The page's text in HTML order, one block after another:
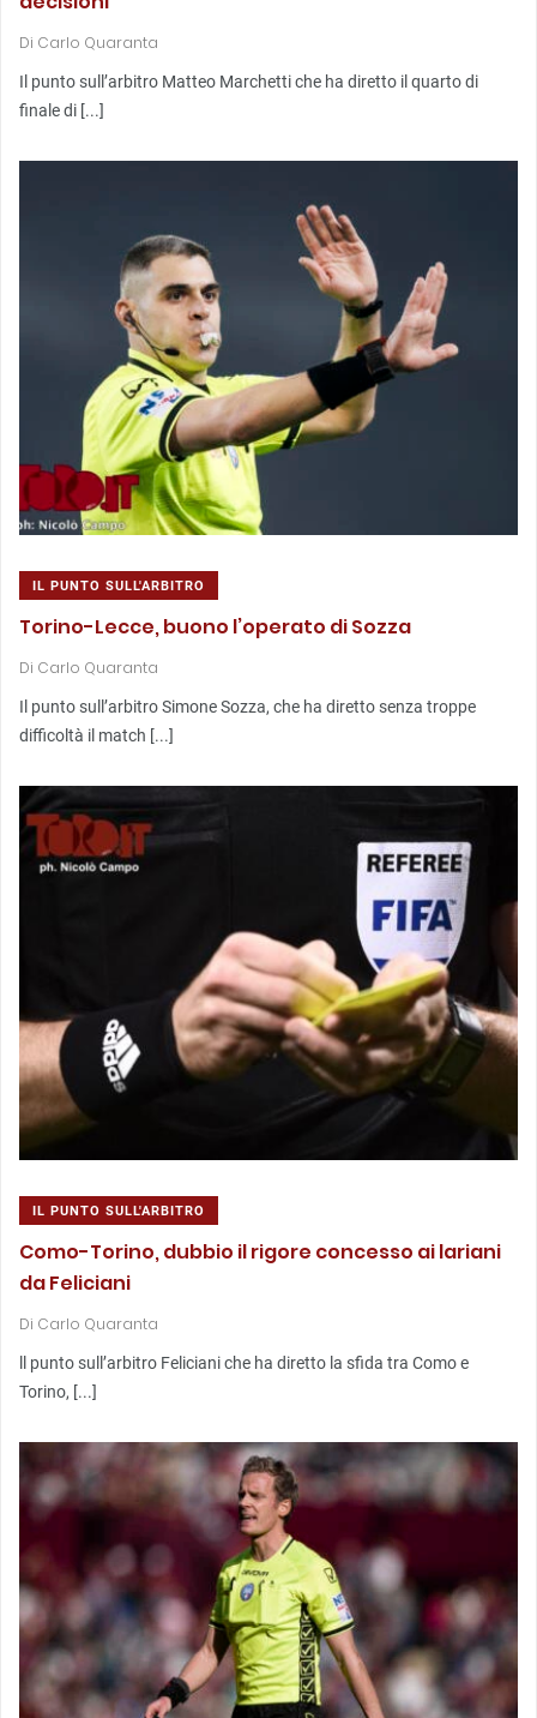
Di Carlo Quaranta
Il punto sull’arbitro Matteo Marchetti che ha diretto il quarto di
finale di [...]
IL PUNTO SULL'ARBITRO
Torino-Lecce, buono l’operato di Sozza
Di Carlo Quaranta
Il punto sull’arbitro Simone Sozza, che ha diretto senza troppe
difficoltà il match [...]
IL PUNTO SULL'ARBITRO
Como-Torino, dubbio il rigore concesso ai lariani
da Feliciani
Di Carlo Quaranta
ll punto sull’arbitro Feliciani che ha diretto la sfida tra Como e
Torino, [...]